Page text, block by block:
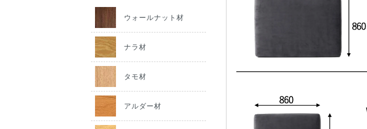
ウォールナット材
ナラ材
タモ材
アルダー材